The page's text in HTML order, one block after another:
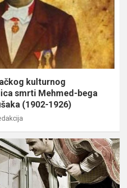
kulturnog
smrti Mehmed-bega
(1902-1926)